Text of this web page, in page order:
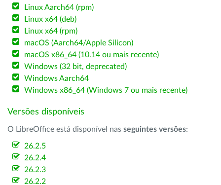
Linux Aarch64 (rpm)
Linux x64 (deb)
Linux x64 (rpm)
macOS (Aarch64/Apple Silicon)
macOS x86_64 (10.14 ou mais recente)
Windows (32 bit, deprecated)
Windows Aarch64
Windows x86_64 (Windows 7 ou mais recente)
Versões disponíveis
O LibreOffice está disponível nas seguintes versões:
26.2.5
26.2.4
26.2.3
26.2.2